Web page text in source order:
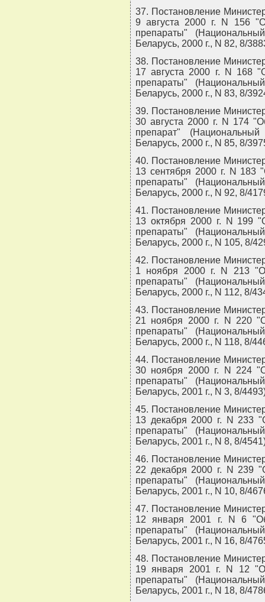
37. Постановление
9 августа 2000 г. N 156
препараты"
Беларусь, 2000 г., N 82, 8/
38. Постановление
17 августа 2000 г. N 168
препараты"
Беларусь, 2000 г., N 83, 8/
39. Постановление
30 августа 2000 г. N 174
препарат"
Беларусь, 2000 г., N 85, 8/
40. Постановление
13 сентября 2000 г. N 183
препараты"
Беларусь, 2000 г., N 92, 8/
41. Постановление
13 октября 2000 г. N 199
препараты"
Беларусь, 2000 г., N 105, 8/
42. Постановление
1 ноября 2000 г. N 213
препараты"
Беларусь, 2000 г., N 112, 8/
43. Постановление
21 ноября 2000 г. N 220
препараты"
Беларусь, 2000 г., N 118, 8/
44. Постановление
30 ноября 2000 г. N 224
препараты"
Беларусь, 2001 г., N 3, 8/
45. Постановление
13 декабря 2000 г. N 233
препараты"
Беларусь, 2001 г., N 8, 8/
46. Постановление
22 декабря 2000 г. N 239
препараты"
Беларусь, 2001 г., N 10, 8/
47. Постановление
12 января 2001 г. N 6
препараты"
Беларусь, 2001 г., N 16, 8/
48. Постановление
19 января 2001 г. N 12
препараты"
Беларусь, 2001 г., N 18, 8/